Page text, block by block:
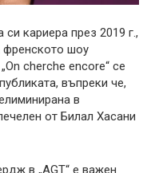
си кариера през 2019 г.,
френското шоу
cherche encore“ се
въпреки че,
в
от Билал Хасани
в „AGT“ е важен